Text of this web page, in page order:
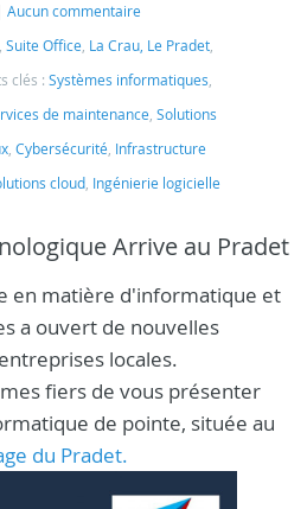
Aucun commentaire
Suite Office La Crau, Le Pradet
clés : Systèmes informatiques
de maintenance Solutions
Cybersécurité Infrastructure
cloud Ingénierie logicielle
Arrive au Pradet
en matière d'informatique et
a ouvert de nouvelles
locales.
fiers de vous présenter
de pointe, située au
du Pradet.